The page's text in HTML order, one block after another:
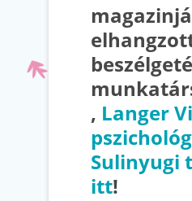
, Langer
Sulinyugi
itt!